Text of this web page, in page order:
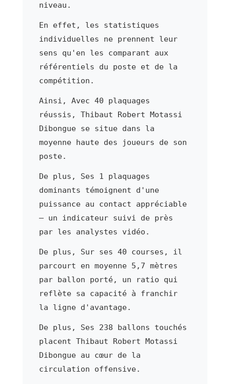
niveau.
En effet, les statistiques
individuelles ne prennent leur
sens qu'en les comparant aux
référentiels du poste et de la
compétition.
Ainsi, Avec 40 plaquages
réussis, Thibaut Robert Motassi
Dibongue se situe dans la
moyenne haute des joueurs de son
poste.
De plus, Ses 1 plaquages
dominants témoignent d'une
puissance au contact appréciable
— un indicateur suivi de près
par les analystes vidéo.
De plus, Sur ses 40 courses, il
parcourt en moyenne 5,7 mètres
par ballon porté, un ratio qui
reflète sa capacité à franchir
la ligne d'avantage.
De plus, Ses 238 ballons touchés
placent Thibaut Robert Motassi
Dibongue au cœur de la
circulation offensive.